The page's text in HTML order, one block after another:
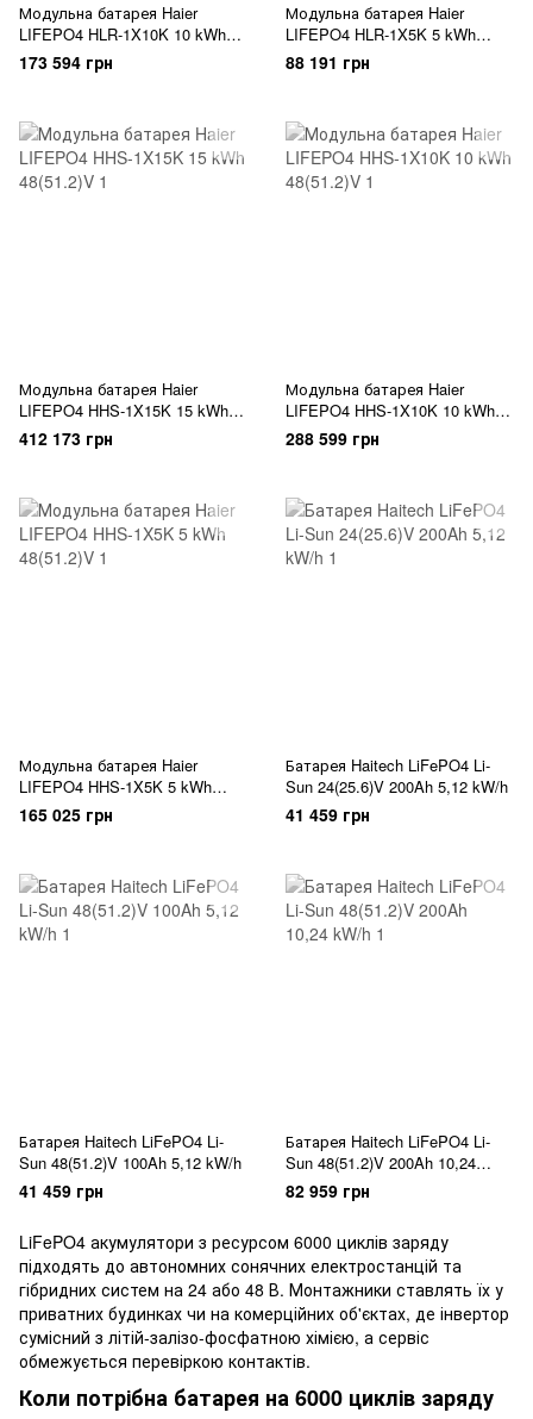
Модульна батарея Haier
LIFEPO4 HLR-1X10K 10 kWh
48(51.2)V
173 594 грн
Модульна батарея Haier
LIFEPO4 HLR-1X5K 5 kWh
48(51.2)V
88 191 грн
Модульна батарея Haier
LIFEPO4 HHS-1X15K 15 kWh
48(51.2)V
412 173 грн
Модульна батарея Haier
LIFEPO4 HHS-1X10K 10 kWh
48(51.2)V
288 599 грн
Модульна батарея Haier
LIFEPO4 HHS-1X5K 5 kWh
48(51.2)V
165 025 грн
Батарея Haitech LiFePO4 Li-
Sun 24(25.6)V 200Ah 5,12 kW/h
41 459 грн
Батарея Haitech LiFePO4 Li-
Sun 48(51.2)V 100Ah 5,12 kW/h
41 459 грн
Батарея Haitech LiFePO4 Li-
Sun 48(51.2)V 200Ah 10,24
kW/h
82 959 грн
LiFePO4 акумулятори з ресурсом 6000 циклів заряду
підходять до автономних сонячних електростанцій та
гібридних систем на 24 або 48 В. Монтажники ставлять їх у
приватних будинках чи на комерційних об'єктах, де інвертор
сумісний з літій-залізо-фосфатною хімією, а сервіс
обмежується перевіркою контактів.
Коли потрібна батарея на 6000 циклів заряду